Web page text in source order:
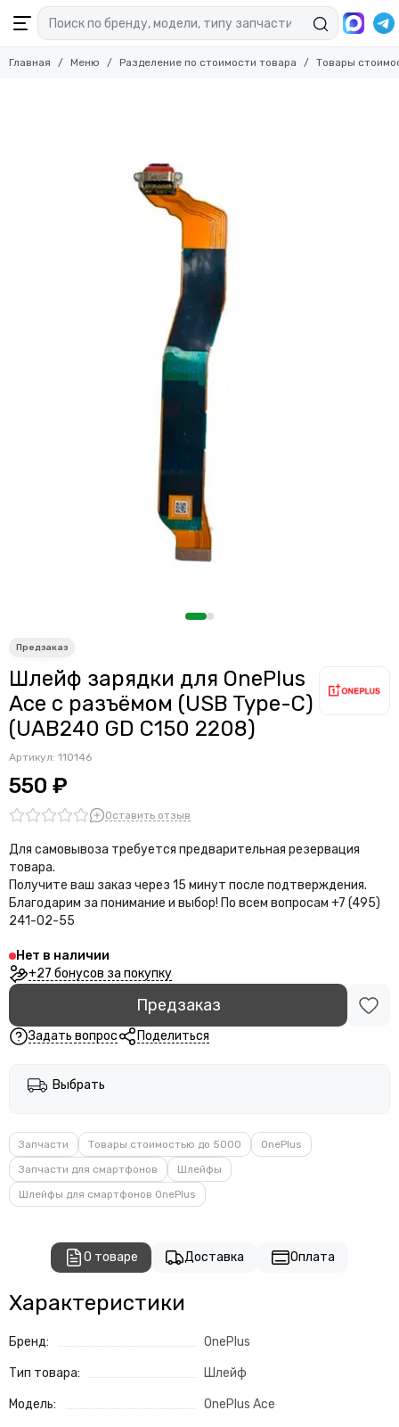
Главная Меню Разделение по стоимости товара Товары
Шлейф зарядки для OnePlus
Ace с разъёмом (USB Type-C)
(UAB240 GD C150 2208)
Артикул: 110146
550 ₽
Оставить отзыв
Для самовывоза требуется предварительная резервация
товара.
Получите ваш заказ через 15 минут после подтверждения.
Благодарим за понимание и выбор! По всем вопросам +7 (495)
241-02-55
Нет в наличии
+27 бонусов за покупку
Предзаказ
Задать вопрос Поделиться
Выбрать
Запчасти Товары стоимостью до 5000
OnePlus
Запчасти для смартфонов
Шлейфы
Шлейфы для смартфонов OnePlus
О товаре Доставка Оплата
Характеристики
Бренд: OnePlus
Тип товара: Шлейф
Модель: OnePlus Ace